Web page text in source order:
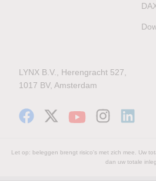
LYNX B.V., Herengracht 527,
1017 BV, Amsterdam
Let op: beleggen brengt risico's met zich mee. Uw
dan uw totale inleg.